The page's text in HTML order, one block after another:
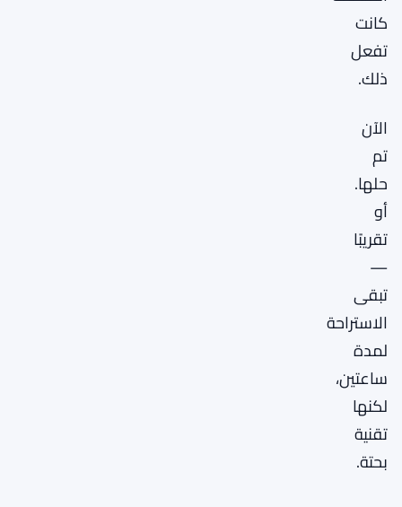
كانت
تفعل
ذلك.
الآن
تم
حلها.
أو
تقريبًا
—
تبقى
الاستراحة
لمدة
ساعتين،
لكنها
تقنية
بحتة.